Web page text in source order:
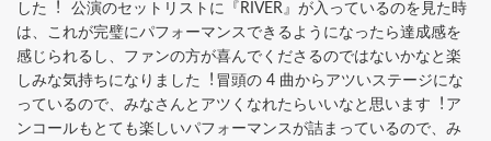
した︕ 公演のセットリストに『RIVER』が⼊っているのを⾒た時
は、これが完璧にパフォーマンスできるようになったら達成感を
感じられるし、ファンの⽅が喜んでくださるのではないかなと楽
しみな気持ちになりました︕冒頭の 4 曲からアツいステージにな
っているので、みなさんとアツくなれたらいいなと思います︕ア
ンコールもとても楽しいパフォーマンスが詰まっているので、み